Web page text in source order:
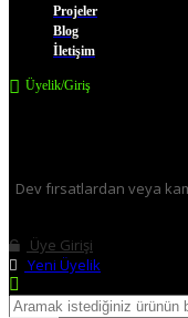
Projeler
Blog
İletişim
Üyelik/Giriş
Dev fırsatlardan veya
Üye Girişi
Yeni Üyelik